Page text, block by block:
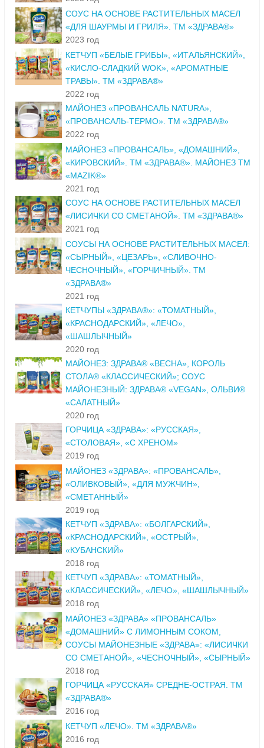
СОУС НА ОСНОВЕ РАСТИТЕЛЬНЫХ МАСЕЛ
«ДЛЯ ШАУРМЫ И ГРИЛЯ». ТМ «ЗДРАВА®»
2023 год
КЕТЧУП «БЕЛЫЕ ГРИБЫ», «ИТАЛЬЯНСКИЙ»,
«КИСЛО-СЛАДКИЙ WOK», «АРОМАТНЫЕ
ТРАВЫ». ТМ «ЗДРАВА®»
2022 год
МАЙОНЕЗ «ПРОВАНСАЛЬ NATURA»,
«ПРОВАНСАЛЬ-ТЕРМО». ТМ «ЗДРАВА®»
2022 год
МАЙОНЕЗ «ПРОВАНСАЛЬ», «ДОМАШНИЙ»,
«КИРОВСКИЙ». ТМ «ЗДРАВА®». МАЙОНЕЗ ТМ
«MAZIK®»
2021 год
СОУС НА ОСНОВЕ РАСТИТЕЛЬНЫХ МАСЕЛ
«ЛИСИЧКИ СО СМЕТАНОЙ». ТМ «ЗДРАВА®»
2021 год
СОУСЫ НА ОСНОВЕ РАСТИТЕЛЬНЫХ МАСЕЛ:
«СЫРНЫЙ», «ЦЕЗАРЬ», «СЛИВОЧНО-
ЧЕСНОЧНЫЙ», «ГОРЧИЧНЫЙ». ТМ
«ЗДРАВА®»
2021 год
КЕТЧУПЫ «ЗДРАВА®»: «ТОМАТНЫЙ»,
«КРАСНОДАРСКИЙ», «ЛЕЧО»,
«ШАШЛЫЧНЫЙ»
2020 год
МАЙОНЕЗ: ЗДРАВА® «ВЕСНА», КОРОЛЬ
СТОЛА® «КЛАССИЧЕСКИЙ»; СОУС
МАЙОНЕЗНЫЙ: ЗДРАВА® «VEGAN», ОЛЬВИ®
«САЛАТНЫЙ»
2020 год
ГОРЧИЦА «ЗДРАВА»: «РУССКАЯ»,
«СТОЛОВАЯ», «С ХРЕНОМ»
2019 год
МАЙОНЕЗ «ЗДРАВА»: «ПРОВАНСАЛЬ»,
«ОЛИВКОВЫЙ», «ДЛЯ МУЖЧИН»,
«СМЕТАННЫЙ»
2019 год
КЕТЧУП «ЗДРАВА»: «БОЛГАРСКИЙ»,
«КРАСНОДАРСКИЙ», «ОСТРЫЙ»,
«КУБАНСКИЙ»
2018 год
КЕТЧУП «ЗДРАВА»: «ТОМАТНЫЙ»,
«КЛАССИЧЕСКИЙ», «ЛЕЧО», «ШАШЛЫЧНЫЙ»
2018 год
МАЙОНЕЗ «ЗДРАВА» «ПРОВАНСАЛЬ»
«ДОМАШНИЙ» С ЛИМОННЫМ СОКОМ,
СОУСЫ МАЙОНЕЗНЫЕ «ЗДРАВА»: «ЛИСИЧКИ
СО СМЕТАНОЙ», «ЧЕСНОЧНЫЙ», «СЫРНЫЙ»
2018 год
ГОРЧИЦА «РУССКАЯ» СРЕДНЕ-ОСТРАЯ. ТМ
«ЗДРАВА®»
2016 год
КЕТЧУП «ЛЕЧО». ТМ «ЗДРАВА®»
2016 год